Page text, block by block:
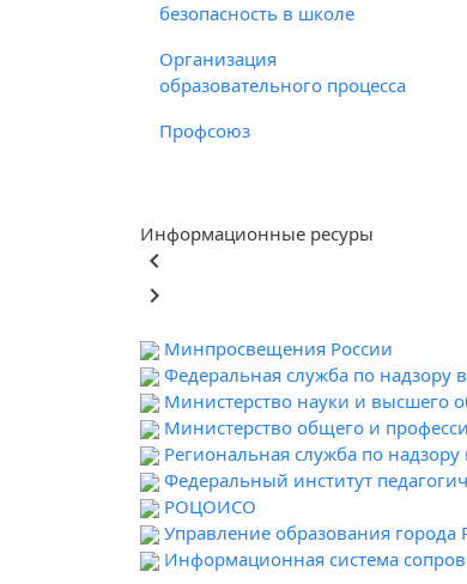
безопасность в школе
Организация
образовательного процесса
Профсоюз
Информационные ресуры
keyboard_arrow_left
keyboard_arrow_right
Минпросвещения России
Федеральная служба по надзору
Министерство науки и высшего
Министерство общего и
Региональная служба по
Федеральный институт
РОЦОИСО
Управление образования города
Информационная система